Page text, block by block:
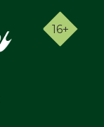
16+